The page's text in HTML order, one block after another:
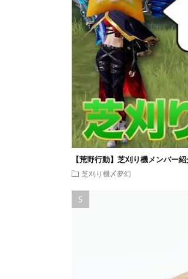
【荒野行動】芝刈り機メンバー
芝刈り機〆夢幻